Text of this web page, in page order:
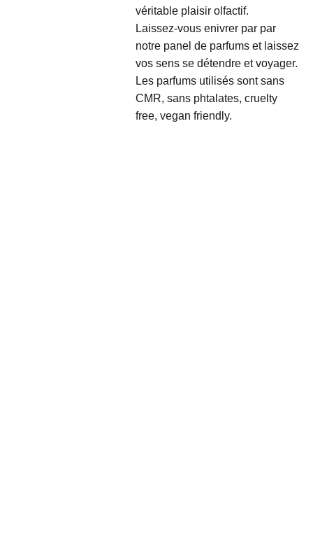
véritable plaisir olfactif.
Laissez-vous enivrer par par
notre panel de parfums et laissez
vos sens se détendre et voyager.
Les parfums utilisés sont sans
CMR, sans phtalates, cruelty
free, vegan friendly.